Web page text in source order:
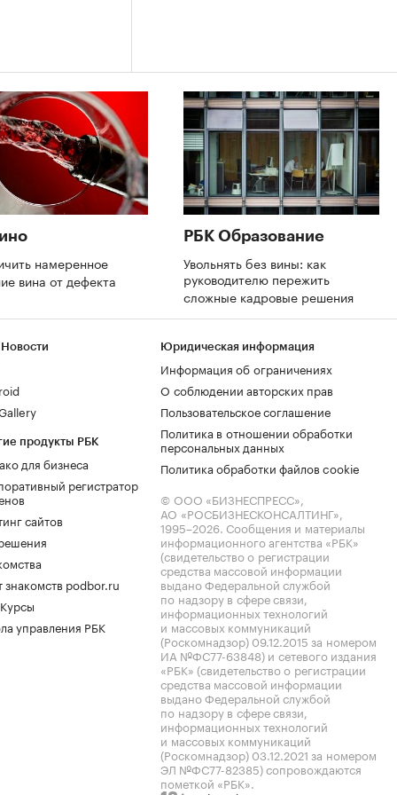
намеренное
вина от дефекта
РБК Образование
Увольнять без вины: как
руководителю пережить
сложные кадровые решения
продукты РБК
для бизнеса
регистратор
сайтов
знакомств podbor.ru
управления РБК
Юридическая информация
Информация об ограничениях
О соблюдении авторских прав
Пользовательское соглашение
Политика в отношении обработки
персональных данных
Политика обработки файлов cookie
© ООО «БИЗНЕСПРЕСС»,
АО «РОСБИЗНЕСКОНСАЛТИНГ»,
1995–2026. Сообщения и материалы
информационного агентства «РБК»
(свидетельство о регистрации
средства массовой информации
выдано Федеральной службой
по надзору в сфере связи,
информационных технологий
и массовых коммуникаций
(Роскомнадзор) 09.12.2015 за номером
ИА №ФС77-63848) и сетевого издания
«РБК» (свидетельство о регистрации
средства массовой информации
выдано Федеральной службой
по надзору в сфере связи,
информационных технологий
и массовых коммуникаций
(Роскомнадзор) 03.12.2021 за номером
ЭЛ №ФС77-82385) сопровождаются
пометкой «РБК».